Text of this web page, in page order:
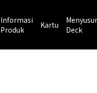
Informasi
Produk
Kartu
Deck